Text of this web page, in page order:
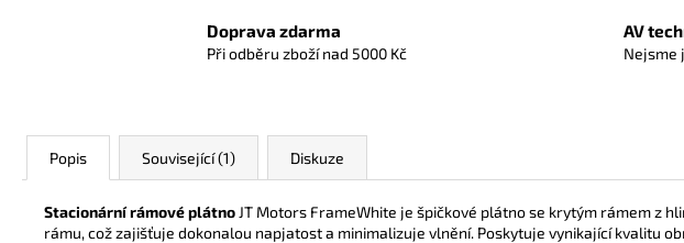
Doprava zdarma
Při odběru zboží nad 5000 Kč
AV
Nejsme
Popis Související (1) Diskuze
Stacionární rámové plátno JT Motors FrameWhite je špičkové plátno se krytým rámem z
rámu, což zajišťuje dokonalou napjatost a minimalizuje vlnění. Poskytuje vynikající kvalitu